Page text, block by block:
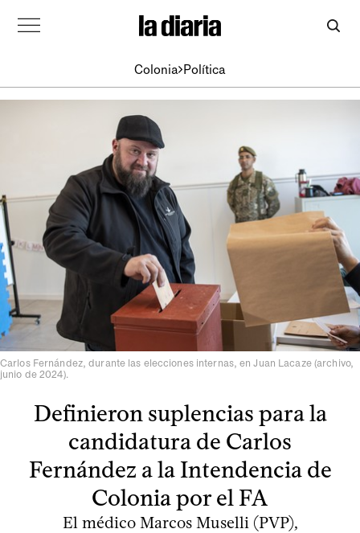
Colonia Política
Carlos Fernández, durante las elecciones internas, en Juan Lacaze (archivo,
junio de 2024).
Definieron suplencias para la
candidatura de Carlos
Fernández a la Intendencia de
Colonia por el FA
El médico Marcos Muselli (PVP),